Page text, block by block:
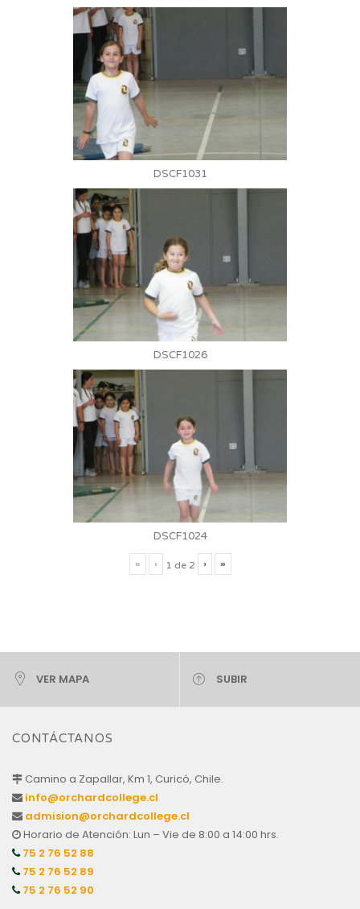
DSCF1031
DSCF1026
DSCF1024
« ‹ 1 de 2 › »
VER MAPA SUBIR
CONTÁCTANOS
Camino a Zapallar, Km 1, Curicó, Chile.
info@orchardcollege.cl
admision@orchardcollege.cl
Horario de Atención: Lun – Vie de 8:00 a 14:00 hrs.
75 2 76 52 88
75 2 76 52 89
75 2 76 52 90